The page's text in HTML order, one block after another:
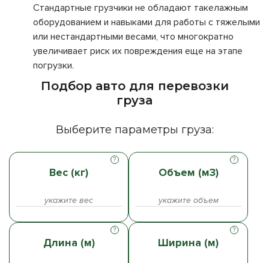
Стандартные грузчики не обладают такелажным
оборудованием и навыками для работы с тяжелыми
или нестандартными весами, что многократно
увеличивает риск их повреждения еще на этапе
погрузки.
Подбор авто для перевозки
груза
Выберите параметры груза:
Вес (кг) Объем (м3)
Длина (м) Ширина (м)